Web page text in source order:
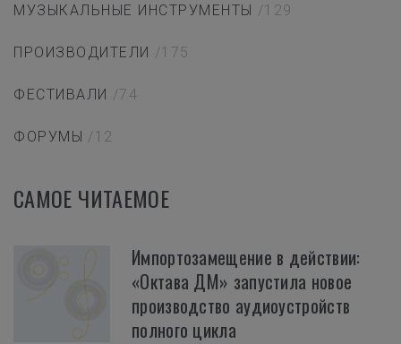
МУЗЫКАЛЬНЫЕ ИНСТРУМЕНТЫ /129
ПРОИЗВОДИТЕЛИ /175
ФЕСТИВАЛИ /74
ФОРУМЫ /12
САМОЕ ЧИТАЕМОЕ
Импортозамещение в действии:
«Октава ДМ» запустила новое
производство аудиоустройств
полного цикла